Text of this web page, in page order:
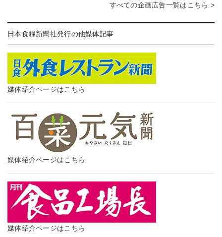
すべての企画広告一覧はこちら >
日本食糧新聞社発行の他媒体記事
媒体紹介ページはこちら
媒体紹介ページはこちら
媒体紹介ページはこちら